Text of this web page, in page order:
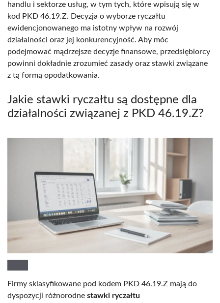
handlu i sektorze usług, w tym tych, które wpisują się w
kod PKD 46.19.Z. Decyzja o wyborze ryczałtu
ewidencjonowanego ma istotny wpływ na rozwój
działalności oraz jej konkurencyjność. Aby móc
podejmować mądrzejsze decyzje finansowe, przedsiębiorcy
powinni dokładnie zrozumieć zasady oraz stawki związane
z tą formą opodatkowania.
Jakie stawki ryczałtu są dostępne dla
działalności związanej z PKD 46.19.Z?
Firmy sklasyfikowane pod kodem PKD 46.19.Z mają do
dyspozycji różnorodne stawki ryczałtu